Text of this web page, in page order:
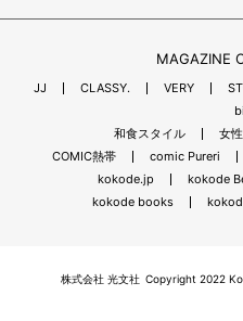
MAGAZINE
JJ CLASSY. VERY
和食スタイル
女
COMIC熱帯
comic Pureri
kokode.jp
kokode
kokode books
株式会社 光文社 Copyright 2022